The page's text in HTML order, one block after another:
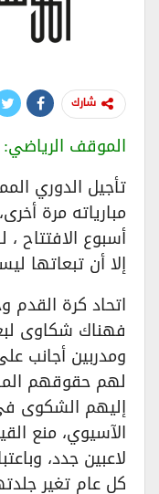
شارك
الموقف الرياضي:
تأجيل الدوري
مبارياته مرة
أسبوع الافتتاح ،
إلا أن تبعاتها
اتحاد كرة القدم
فهناك شكاوى
ومدربين أجانب
لهم حقوقهم
إليهم الشكوى في
الآسيوي، منع
لاعبين جدد،
كل عام تغير